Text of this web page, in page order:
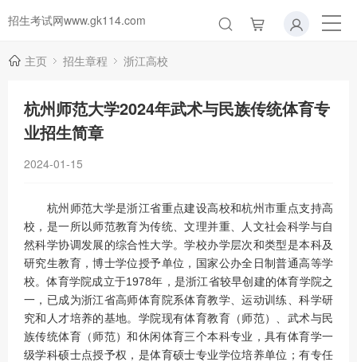
招生考试网www.gk114.com
主页 招生章程 浙江高校
杭州师范大学2024年武术与民族传统体育专
业招生简章
2024-01-15
杭州师范大学是浙江省重点建设高校和杭州市重点支持高
校，是一所以师范教育为传统、文理并重、人文社会科学与自
然科学协调发展的综合性大学。学校办学层次和类型是本科及
研究生教育，博士学位授予单位，国家公办全日制普通高等学
校。体育学院成立于1978年，是浙江省较早创建的体育学院之
一，已成为浙江省高师体育院系体育教学、运动训练、科学研
究和人才培养的基地。学院现有体育教育（师范）、武术与民
族传统体育（师范）和休闲体育三个本科专业，具有体育学一
级学科硕士点授予权，是体育硕士专业学位培养单位；有专任